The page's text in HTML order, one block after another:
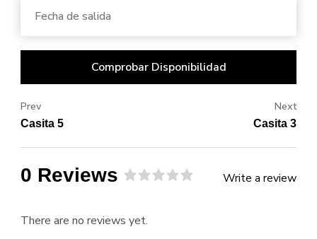
Casita 5
Prev
Casita 3
Next
0 Reviews
out
of
Write a review
There are no reviews yet.